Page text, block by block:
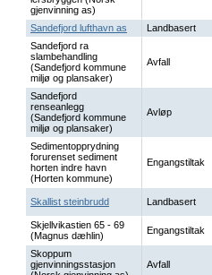
gjenvinning as)
Sandefjord lufthavn as
Landbasert
Sandefjord ra
slambehandling
(Sandefjord kommune
miljø og plansaker)
Avfall
Sandefjord
renseanlegg
(Sandefjord kommune
miljø og plansaker)
Avløp
Sedimentopprydning
forurenset sediment
horten indre havn
(Horten kommune)
Engangstiltak
Skallist steinbrudd Landbasert
Skjellvikastien 65 - 69
(Magnus dæhlin)
Engangstiltak
Skoppum
gjenvinningsstasjon
Avfall